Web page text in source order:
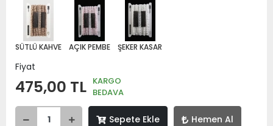
SÜTLÜ KAHVE AÇIK PEMBE ŞEKER KASAR
Fiyat
475,00 TL KARGO
BEDAVA
Sepete Ekle Hemen Al